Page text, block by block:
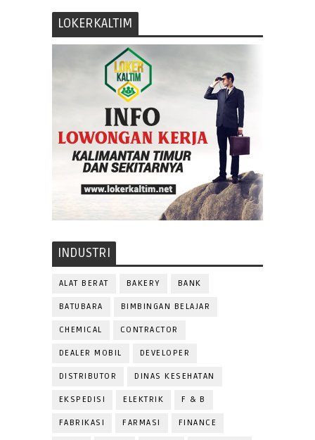
LOKERKALTIM
INDUSTRI
ALAT BERAT BAKERY BANK
BATUBARA BIMBINGAN BELAJAR
CHEMICAL CONTRACTOR
DEALER MOBIL DEVELOPER
DISTRIBUTOR DINAS KESEHATAN
EKSPEDISI ELEKTRIK F & B
FABRIKASI FARMASI FINANCE